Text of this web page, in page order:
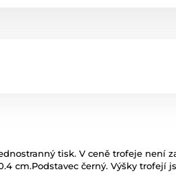
tisk. V ceně trofeje není
cm.Podstavec černý. Výšky trofejí